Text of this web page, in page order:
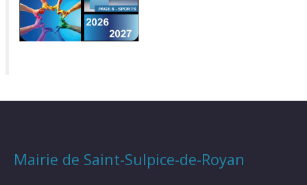
Mairie de Saint-Sulpice-de-Royan